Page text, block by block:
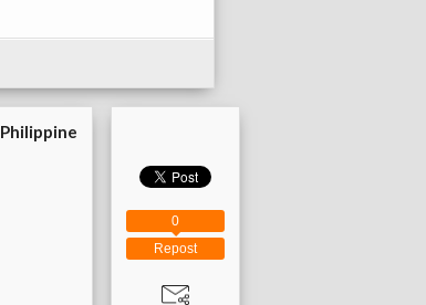
Philippine
Repost
0